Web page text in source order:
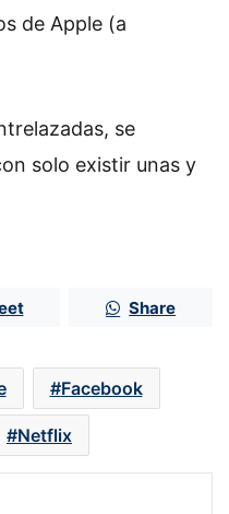
de Apple (a
se
solo existir unas y
Share
Facebook
Netflix